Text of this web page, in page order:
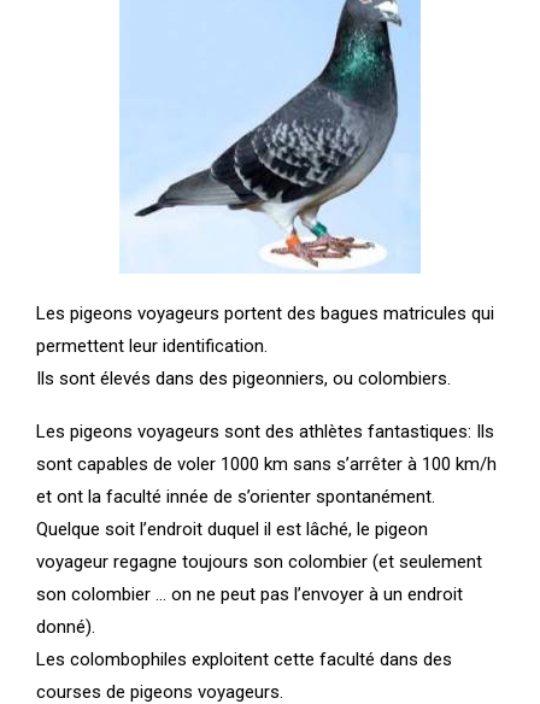
Les pigeons voyageurs portent des bagues matricules qui
permettent leur identification.
Ils sont élevés dans des pigeonniers, ou colombiers.
Les pigeons voyageurs sont des athlètes fantastiques: Ils
sont capables de voler 1000 km sans s’arrêter à 100 km/h
et ont la faculté innée de s’orienter spontanément.
Quelque soit l’endroit duquel il est lâché, le pigeon
voyageur regagne toujours son colombier (et seulement
son colombier … on ne peut pas l’envoyer à un endroit
donné).
Les colombophiles exploitent cette faculté dans des
courses de pigeons voyageurs.